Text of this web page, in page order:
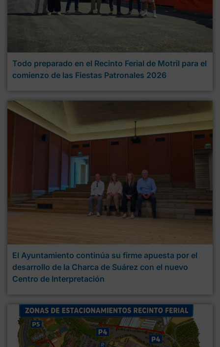
Todo preparado en el Recinto Ferial de Motril para el
comienzo de las Fiestas Patronales 2026
El Ayuntamiento continúa su firme apuesta por el
desarrollo de la Charca de Suárez con el nuevo
Centro de Interpretación